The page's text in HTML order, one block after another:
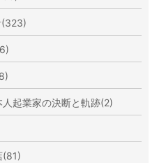
起業家の決断と軌跡(2)
(81)